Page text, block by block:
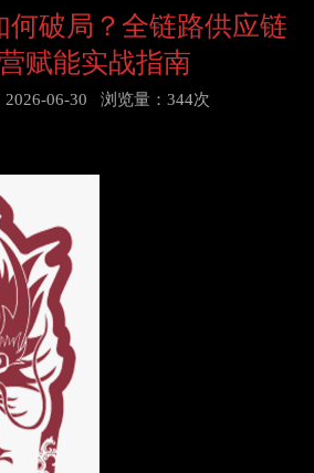
何破局？全链路供应链
赋能实战指南
06-30 浏览量：344次